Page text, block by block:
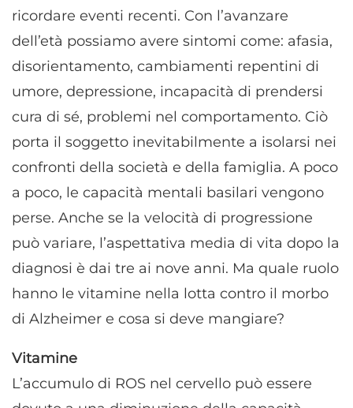
ricordare eventi recenti. Con l’avanzare
dell’età possiamo avere sintomi come: afasia,
disorientamento, cambiamenti repentini di
umore, depressione, incapacità di prendersi
cura di sé, problemi nel comportamento. Ciò
porta il soggetto inevitabilmente a isolarsi nei
confronti della società e della famiglia. A poco
a poco, le capacità mentali basilari vengono
perse. Anche se la velocità di progressione
può variare, l’aspettativa media di vita dopo la
diagnosi è dai tre ai nove anni. Ma quale ruolo
hanno le vitamine nella lotta contro il morbo
di Alzheimer e cosa si deve mangiare?
Vitamine
L’accumulo di ROS nel cervello può essere